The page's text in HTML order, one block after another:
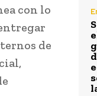
con lo
de